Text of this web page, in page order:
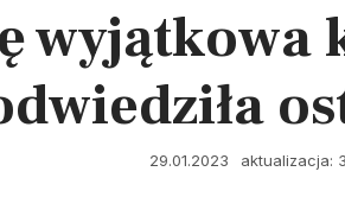
wyjątkowa
29.01.2023 aktualizacja: